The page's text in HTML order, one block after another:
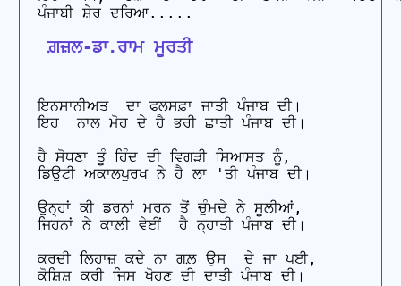
ਗ਼ਜ਼ਲ-ਡਾ.ਰਾਮ ਮੂਰਤੀ
ਇਨਸਾਨੀਅਤ  ਦਾ ਫਲਸਫ਼ਾ ਜਾਤੀ ਪੰਜਾਬ ਦੀ।
ਇਹ  ਨਾਲ ਮੋਹ ਦੇ ਹੈ ਭਰੀ ਛਾਤੀ ਪੰਜਾਬ ਦੀ।
ਹੈ ਸੋਧਣਾ ਤੂੰ ਹਿੰਦ ਦੀ ਵਿਗੜੀ ਸਿਆਸਤ ਨੂੰ,
ਡਿਉਟੀ ਅਕਾਲਪੁਰਖ ਨੇ ਹੈ ਲਾ 'ਤੀ ਪੰਜਾਬ ਦੀ।
ਉਨ੍ਹਾਂ ਕੀ ਡਰਨਾਂ ਮਰਨ ਤੋਂ ਚੁੰਮਦੇ ਨੇ ਸੂਲੀਆਂ,
ਜਿਹਨਾਂ ਨੇ ਕਾਲ਼ੀ ਵੇਈਂ  ਹੈ ਨ੍ਹਾਤੀ ਪੰਜਾਬ ਦੀ।
ਕਰਦੀ ਲਿਹਾਜ਼ ਕਦੇ ਨਾ ਗਲ਼ ਉਸ  ਦੇ ਜਾ ਪਈ,
ਕੋਸ਼ਿਸ਼ ਕਰੀ ਜਿਸ ਖੋਹਣ ਦੀ ਦਾਤੀ ਪੰਜਾਬ ਦੀ।